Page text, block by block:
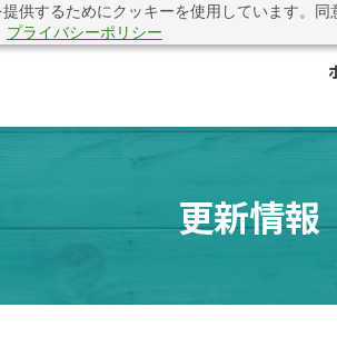
供するためにクッキーを使用しています。
プライバシーポリシー
に対応できていますか？「公共入札 評価基
更新情報